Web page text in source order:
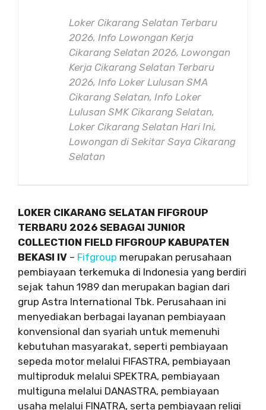
Loker Cikarang Selatan Terbaru
2026, Info Lowongan Kerja
Cikarang Selatan 2026, Lowongan
Kerja Cikarang Selatan Terbaru
2026, Info Loker Lulusan SMA
Cikarang Selatan, Info Loker
Lulusan SMK Cikarang Selatan,
Loker Cikarang Selatan Hari Ini,
Lowongan di Sekitar Saya Cikarang
Selatan
LOKER CIKARANG SELATAN FIFGROUP
TERBARU 2026 SEBAGAI JUNIOR
COLLECTION FIELD FIFGROUP KABUPATEN
BEKASI IV – Fifgroup merupakan perusahaan
pembiayaan terkemuka di Indonesia yang berdiri
sejak tahun 1989 dan merupakan bagian dari
grup Astra International Tbk. Perusahaan ini
menyediakan berbagai layanan pembiayaan
konvensional dan syariah untuk memenuhi
kebutuhan masyarakat, seperti pembiayaan
sepeda motor melalui FIFASTRA, pembiayaan
multiproduk melalui SPEKTRA, pembiayaan
multiguna melalui DANASTRA, pembiayaan
usaha melalui FINATRA, serta pembiayaan religi